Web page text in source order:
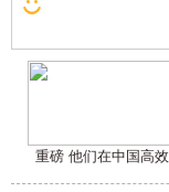
重磅 他们在中国高效